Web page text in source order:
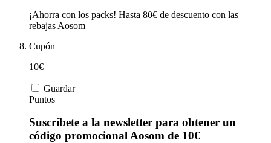
¡Ahorra con los packs! Hasta 80€ de descuento con las
rebajas Aosom
Cupón
10€
Guardar
Puntos
Suscríbete a la newsletter para obtener un
código promocional Aosom de 10€